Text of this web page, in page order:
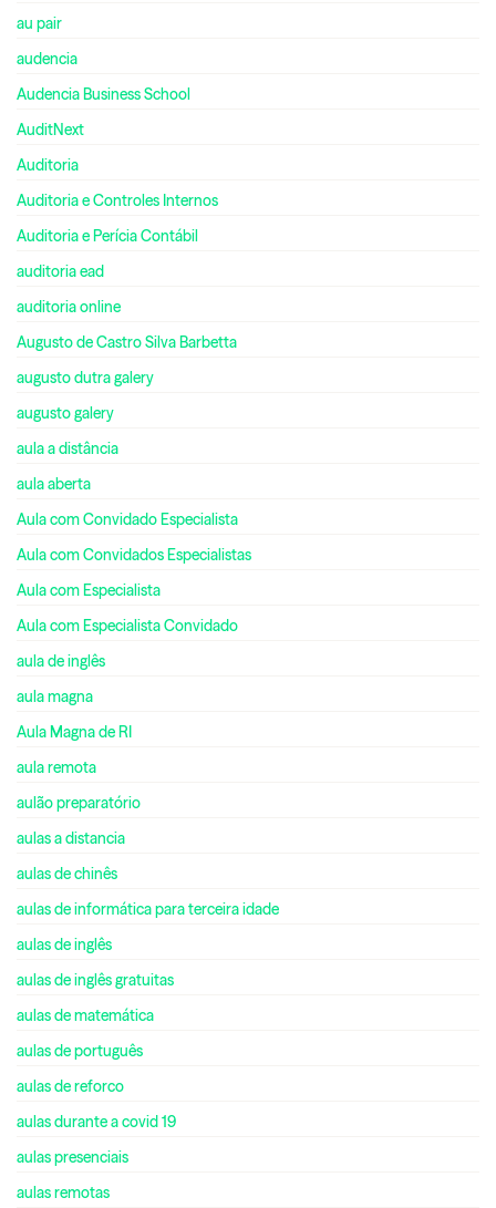
au pair
audencia
Audencia Business School
AuditNext
Auditoria
Auditoria e Controles Internos
Auditoria e Perícia Contábil
auditoria ead
auditoria online
Augusto de Castro Silva Barbetta
augusto dutra galery
augusto galery
aula a distância
aula aberta
Aula com Convidado Especialista
Aula com Convidados Especialistas
Aula com Especialista
Aula com Especialista Convidado
aula de inglês
aula magna
Aula Magna de RI
aula remota
aulão preparatório
aulas a distancia
aulas de chinês
aulas de informática para terceira idade
aulas de inglês
aulas de inglês gratuitas
aulas de matemática
aulas de português
aulas de reforco
aulas durante a covid 19
aulas presenciais
aulas remotas